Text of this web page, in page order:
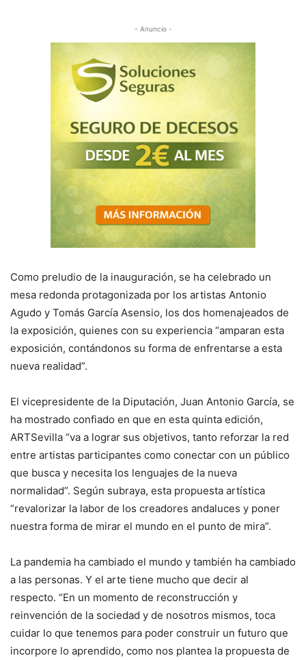
- Anuncio -
Como preludio de la inauguración, se ha celebrado un
mesa redonda protagonizada por los artistas Antonio
Agudo y Tomás García Asensio, los dos homenajeados de
la exposición, quienes con su experiencia “amparan esta
exposición, contándonos su forma de enfrentarse a esta
nueva realidad”.
El vicepresidente de la Diputación, Juan Antonio García, se
ha mostrado confiado en que en esta quinta edición,
ARTSevilla “va a lograr sus objetivos, tanto reforzar la red
entre artistas participantes como conectar con un público
que busca y necesita los lenguajes de la nueva
normalidad”. Según subraya, esta propuesta artística
“revalorizar la labor de los creadores andaluces y poner
nuestra forma de mirar el mundo en el punto de mira”.
La pandemia ha cambiado el mundo y también ha cambiado
a las personas. Y el arte tiene mucho que decir al
respecto. “En un momento de reconstrucción y
reinvención de la sociedad y de nosotros mismos, toca
cuidar lo que tenemos para poder construir un futuro que
incorpore lo aprendido, como nos plantea la propuesta de